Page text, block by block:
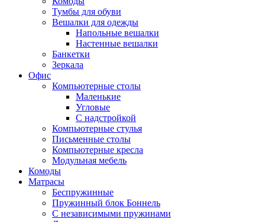
Тумбы для обуви
Вешалки для одежды
Напольные вешалки
Настенные вешалки
Банкетки
Зеркала
Офис
Компьютерные столы
Маленькие
Угловые
С надстройкой
Компьютерные стулья
Письменные столы
Компьютерные кресла
Модульная мебель
Комоды
Матрасы
Беспружинные
Пружинный блок Боннель
С независимыми пружинами